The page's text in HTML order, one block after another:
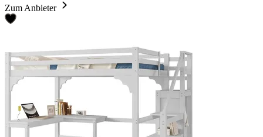
Zum Anbieter